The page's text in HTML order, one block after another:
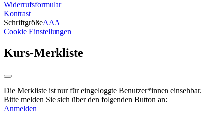
Widerrufsformular
Kontrast
SchriftgrößeAAA
Cookie Einstellungen
Kurs-Merkliste
Die Merkliste ist nur für eingeloggte Benutzer*innen einsehbar.
Bitte melden Sie sich über den folgenden Button an:
Anmelden